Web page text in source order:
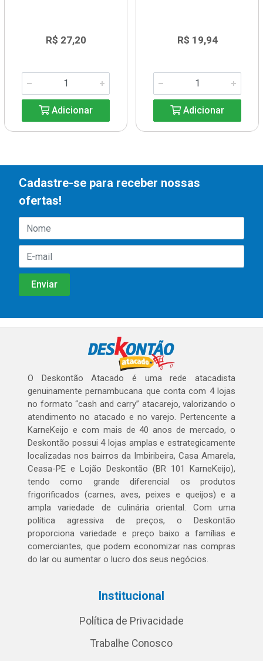
R$ 27,20
Adicionar
R$ 19,94
Adicionar
Cadastre-se para receber nossas
ofertas!
O Deskontão Atacado é uma rede atacadista
genuinamente pernambucana que conta com 4 lojas
no formato “cash and carry” atacarejo, valorizando o
atendimento no atacado e no varejo. Pertencente a
KarneKeijo e com mais de 40 anos de mercado, o
Deskontão possui 4 lojas amplas e estrategicamente
localizadas nos bairros da Imbiribeira, Casa Amarela,
Ceasa-PE e Lojão Deskontão (BR 101 KarneKeijo),
tendo como grande diferencial os produtos
frigorificados (carnes, aves, peixes e queijos) e a
ampla variedade de culinária oriental. Com uma
política agressiva de preços, o Deskontão
proporciona variedade e preço baixo a famílias e
comerciantes, que podem economizar nas compras
do lar ou aumentar o lucro dos seus negócios.
Institucional
Política de Privacidade
Trabalhe Conosco